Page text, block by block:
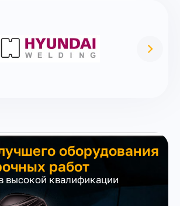
оборудования
работ
высокой квалификации